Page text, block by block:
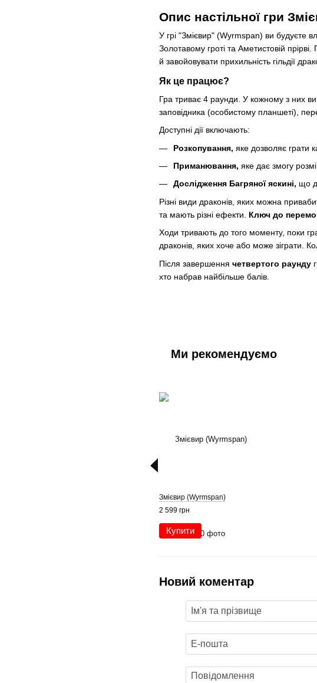
Опис настільної гри
У грі "Змієвир" (Wyrmspan) ви будуєте
Золотавому гроті та Аметистовій прірві.
й завойовувати прихильність гільдії
Як це працює?
Гра триває 4 раунди. У кожному з них ви
заповідника (особистому планшеті),
Доступні дії включають:
Розкопування, яке дозволяє грати
Приманювання, яке дає змогу
Дослідження Багряної яскині, що
Різні види драконів, яких можна
та мають різні ефекти. Ключ до
Ходи тривають до того моменту, поки
драконів, яких хоче або може зіграти.
Після завершення четвертого раунду
хто набрав найбільше балів.
Ми рекомендуємо
Змієвир (Wyrmspan)
2 599 грн
Купити
Новий коментар